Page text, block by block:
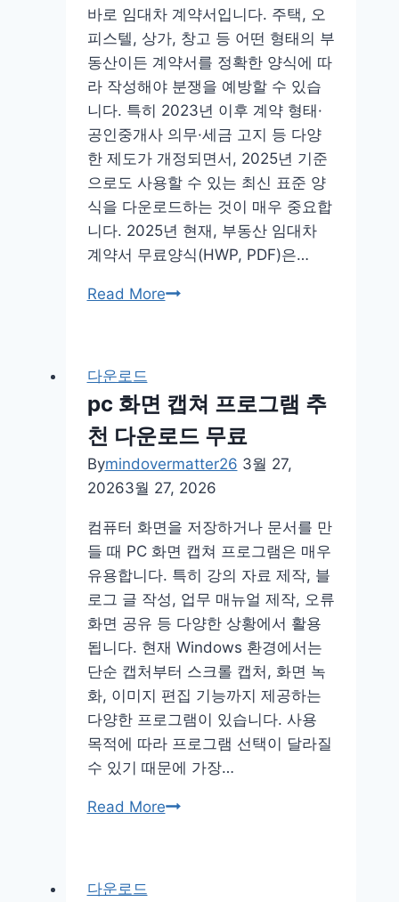
크
게
보
기
바로 임대차 계약서입니다. 주택, 오
피스텔, 상가, 창고 등 어떤 형태의 부
동산이든 계약서를 정확한 양식에 따
라 작성해야 분쟁을 예방할 수 있습
니다. 특히 2023년 이후 계약 형태·
공인중개사 의무·세금 고지 등 다양
한 제도가 개정되면서, 2025년 기준
으로도 사용할 수 있는 최신 표준 양
식을 다운로드하는 것이 매우 중요합
니다. 2025년 현재, 부동산 임대차
계약서 무료양식(HWP, PDF)은…
Read More부
차
계
약
서
료
양
식
다
운
hwp
2025
pdf
다운로드
pc 화면 캡쳐 프로그램 추
천 다운로드 무료
Bymindovermatter26 3월 27,
20263월 27, 2026
컴퓨터 화면을 저장하거나 문서를 만
들 때 PC 화면 캡쳐 프로그램은 매우
유용합니다. 특히 강의 자료 제작, 블
로그 글 작성, 업무 매뉴얼 제작, 오류
화면 공유 등 다양한 상황에서 활용
됩니다. 현재 Windows 환경에서는
단순 캡처부터 스크롤 캡처, 화면 녹
화, 이미지 편집 기능까지 제공하는
다양한 프로그램이 있습니다. 사용
목적에 따라 프로그램 선택이 달라질
수 있기 때문에 가장…
Read Morepc
다운로드